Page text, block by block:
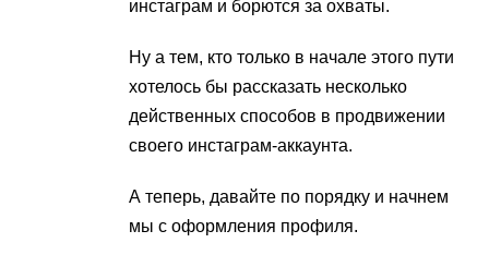
инстаграм и борются за охваты.
Ну а тем, кто только в начале этого пути
хотелось бы рассказать несколько
действенных способов в продвижении
своего инстаграм-аккаунта.
А теперь, давайте по порядку и начнем
мы с оформления профиля.